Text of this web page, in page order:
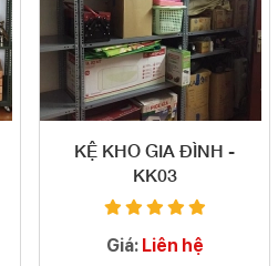
KỆ KHO GIA ĐÌNH -
KK03
Giá: Liên hệ